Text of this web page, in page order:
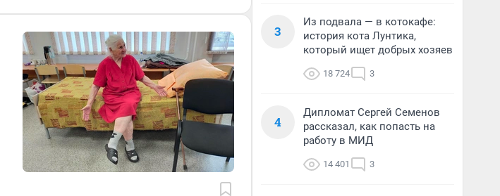
3
Из подвала — в котокафе:
история кота Лунтика,
который ищет добрых хозяев
18 724 3
4
Дипломат Сергей Семенов
рассказал, как попасть на
работу в МИД
14 401 3